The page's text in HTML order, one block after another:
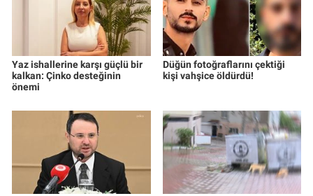
Yaz ishallerine karşı güçlü bir
kalkan: Çinko desteğinin
önemi
Düğün fotoğraflarını çektiği
kişi vahşice öldürdü!